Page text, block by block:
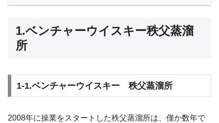
1.ベンチャーウイスキー秩父蒸溜
所
1-1.ベンチャーウイスキー 秩父蒸溜所
2008年に操業をスタートした秩父蒸溜所は、僅か数年で